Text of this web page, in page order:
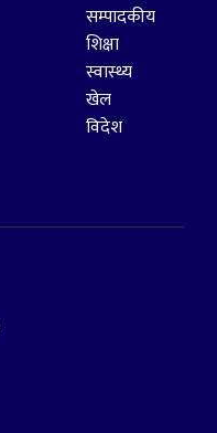
सम्पादकीय
शिक्षा
स्वास्थ्य
खेल
विदेश